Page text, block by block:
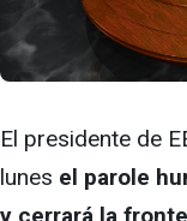
El presidente de
lunes el parole